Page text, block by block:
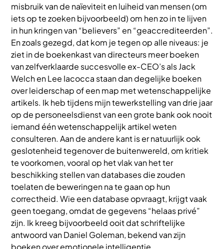
misbruik van de naïeviteit en luiheid van mensen (om
iets op te zoeken bijvoorbeeld) om hen zo in te lijven
in hun kringen van “believers” en “geaccrediteerden”.
En zoals gezegd, dat kom je tegen op alle niveaus: je
ziet in de boekenkast van directeurs meer boeken
van zelfverklaarde succesvolle ex-CEO’s als Jack
Welch en Lee Iacocca staan dan degelijke boeken
over leiderschap of een map met wetenschappelijke
artikels. Ik heb tijdens mijn tewerkstelling van drie jaar
op de personeelsdienst van een grote bank ook nooit
iemand één wetenschappelijk artikel weten
consulteren. Aan de andere kant is er natuurlijk ook
geslotenheid tegenover de buitenwereld, om kritiek
te voorkomen, vooral op het vlak van het ter
beschikking stellen van databases die zouden
toelaten de beweringen na te gaan op hun
correctheid. Wie een database opvraagt, krijgt vaak
geen toegang, omdat de gegevens “helaas privé”
zijn. Ik kreeg bijvoorbeeld ooit dat schriftelijke
antwoord van Daniel Goleman, bekend van zijn
boeken over emotionele intelligentie.